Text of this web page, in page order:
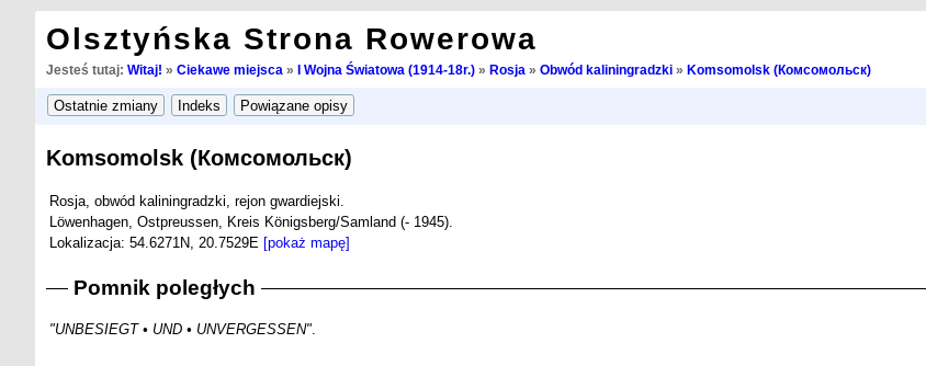
Olsztyńska Strona Rowerowa
Jesteś tutaj: Witaj! » Ciekawe miejsca » I Wojna Światowa (1914-18r.)» Rosja » Obwód kaliningradzki» Komsomolsk (Комсомольск)
Komsomolsk (Комсомольск)
Rosja, obwód kaliningradzki, rejon gwardiejski.
Löwenhagen, Ostpreussen, Kreis Königsberg/Samland (- 1945).
Lokalizacja: 54.6271N, 20.7529E [pokaż mapę]
Pomnik poległych
"UNBESIEGT • UND • UNVERGESSEN".